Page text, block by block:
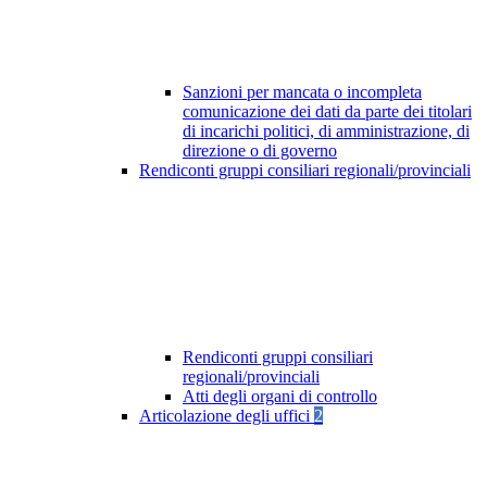
Sanzioni per mancata o incompleta
comunicazione dei dati da parte dei titolari
di incarichi politici, di amministrazione, di
direzione o di governo
Rendiconti gruppi consiliari regionali/provinciali
Rendiconti gruppi consiliari
regionali/provinciali
Atti degli organi di controllo
Articolazione degli uffici 2